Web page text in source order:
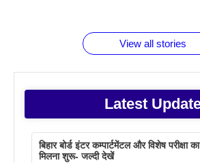
View all stories
Latest
बिहार बोर्ड इंटर कम्पार्टमेंटल और विशेष परीक्षा
मिलना शुरू- जल्दी देखें